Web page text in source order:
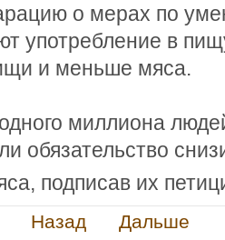
о мерах по
употребление в
и меньше мяса.
миллиона
обязательство
подписав их
Назад Дальше